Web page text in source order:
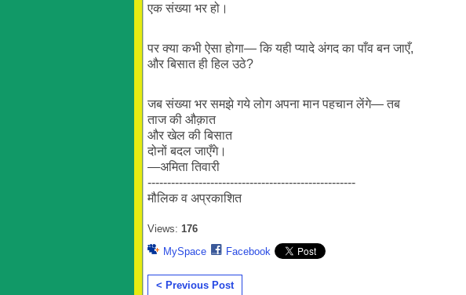
एक संख्या भर हो।
पर क्या कभी ऐसा होगा— कि यही प्यादे अंगद का पाँव बन जाएँ,
और बिसात ही हिल उठे?
जब संख्या भर समझे गये लोग अपना मान पहचान लेंगे— तब
ताज की औक़ात
और खेल की बिसात
दोनों बदल जाएँगे।
—अमिता तिवारी
-----------------------------------------------------
मौलिक व अप्रकाशित
Views: 176
MySpace
Facebook
< Previous Post